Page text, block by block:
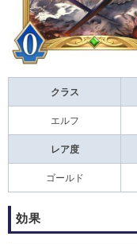
クラス
エルフ
レア度
ゴールド
効果